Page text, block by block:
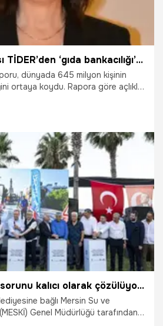
BM raporu sonrası TİDER’den ‘gıda bankacılığı’ vurgusu
dünyada 645 milyon kişinin
ortaya koydu. Rapora göre açlıkla
raporu gıda bankacılığı
açlıkla ve iklim kriziyle mücadelede
olduğunu bir kez daha gösterdi”
Mersin'de yılların sorunu kalıcı olarak çözülüyor! 1,1 milyar liralık dev yatırımın temeli atıldı
bağlı Mersin Su ve
Genel Müdürlüğü tarafından